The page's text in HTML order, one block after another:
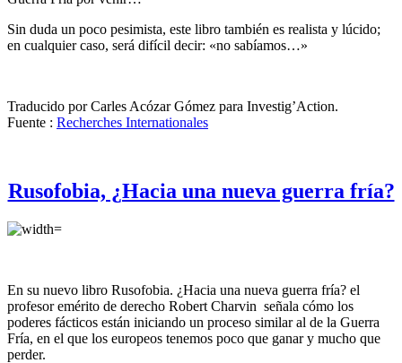
Sin duda un poco pesimista, este libro también es realista y lúcido;
en cualquier caso, será difícil decir: «no sabíamos…»
Traducido por Carles Acózar Gómez para Investig’Action.
Fuente : Recherches Internationales
Rusofobia, ¿Hacia una nueva guerra fría?
En su nuevo libro Rusofobia. ¿Hacia una nueva guerra fría? el
profesor emérito de derecho Robert Charvin señala cómo los
poderes fácticos están iniciando un proceso similar al de la Guerra
Fría, en el que los europeos tenemos poco que ganar y mucho que
perder.